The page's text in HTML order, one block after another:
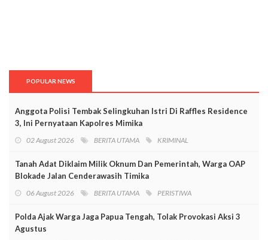
POPULAR NEWS
Anggota Polisi Tembak Selingkuhan Istri Di Raffles Residence
3, Ini Pernyataan Kapolres Mimika
02 August 2026 BERITA UTAMA KRIMINAL
Tanah Adat Diklaim Milik Oknum Dan Pemerintah, Warga OAP
Blokade Jalan Cenderawasih Timika
06 August 2026 BERITA UTAMA PERISTIWA
Polda Ajak Warga Jaga Papua Tengah, Tolak Provokasi Aksi 3
Agustus